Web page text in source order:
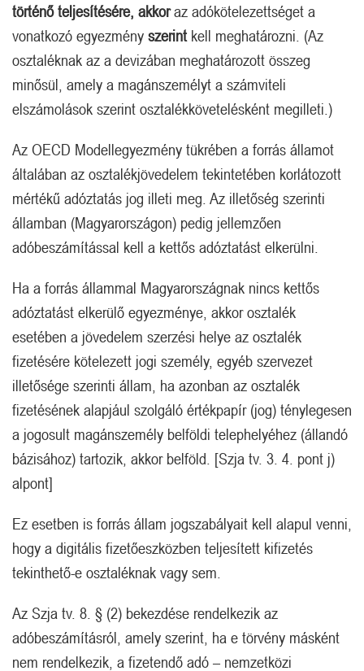
történő teljesítésére, akkoraz adókötelezettséget a
vonatkozó egyezmény szerint kell meghatározni. (Az
osztaléknak az a devizában meghatározott összeg
minősül, amely a magánszemélyt a számviteli
elszámolások szerint osztalékkövetelésként megilleti.)
Az OECD Modellegyezmény tükrében a forrás államot
általában az osztalékjövedelem tekintetében korlátozott
mértékű adóztatás jog illeti meg. Az illetőség szerinti
államban (Magyarországon) pedig jellemzően
adóbeszámítással kell a kettős adóztatást elkerülni.
Ha a forrás állammal Magyarországnak nincs kettős
adóztatást elkerülő egyezménye, akkor osztalék
esetében a jövedelem szerzési helye az osztalék
fizetésére kötelezett jogi személy, egyéb szervezet
illetősége szerinti állam, ha azonban az osztalék
fizetésének alapjául szolgáló értékpapír (jog) ténylegesen
a jogosult magánszemély belföldi telephelyéhez (állandó
bázisához) tartozik, akkor belföld. [Szja tv. 3. 4. pont j)
alpont]
Ez esetben is forrás állam jogszabályait kell alapul venni,
hogy a digitális fizetőeszközben teljesített kifizetés
tekinthető-e osztaléknak vagy sem.
Az Szja tv. 8. § (2) bekezdése rendelkezik az
adóbeszámításról, amely szerint, ha e törvény másként
nem rendelkezik, a fizetendő adó – nemzetközi